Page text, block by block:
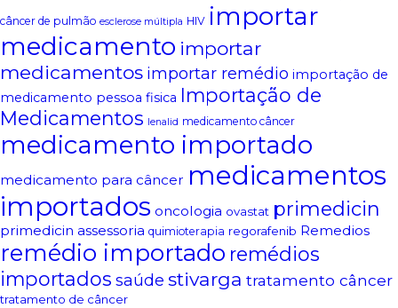
câncer de pulmão esclerose múltipla HIV importar
medicamento importar
medicamentos importar remédio importação de
medicamento pessoa fisica Importação de
Medicamentos
lenalid medicamento câncer
medicamento importado
medicamento para câncer medicamentos
importados oncologia ovastat primedicin
primedicin assessoria quimioterapia regorafenib Remedios
remédio importado remédios
importados saúde stivarga tratamento câncer
tratamento de câncer